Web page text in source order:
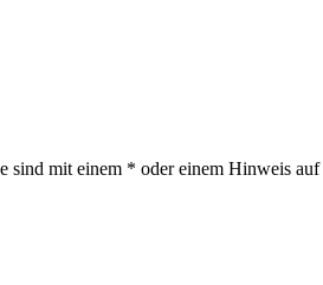
sind mit einem * oder einem Hinweis